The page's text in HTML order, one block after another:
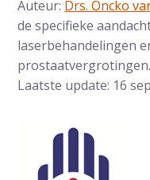
Auteur: Drs. Oncko
de specifieke
laserbehandelingen
prostaatvergrotingen.
Laatste update: 16